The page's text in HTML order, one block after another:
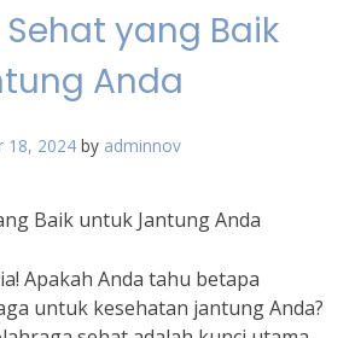
yang Baik
Anda
18, 2024 by adminnov
Baik untuk Jantung Anda
Apakah Anda tahu betapa
untuk kesehatan jantung Anda?